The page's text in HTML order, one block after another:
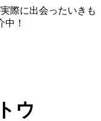
際に出会ったいきも
！
ウ